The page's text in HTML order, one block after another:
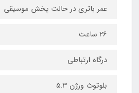
عمر باتری در حالت پخش موسیقی
26 ساعت
درگاه ارتباطی
بلوتوث ورژن 5.3